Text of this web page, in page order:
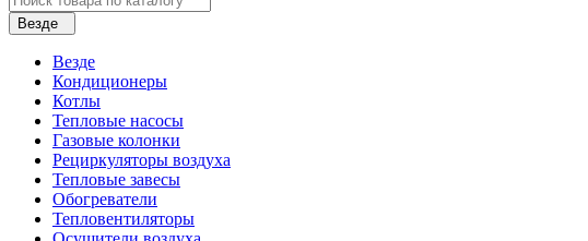
Везде
Везде
Кондиционеры
Котлы
Тепловые насосы
Газовые колонки
Рециркуляторы воздуха
Тепловые завесы
Обогреватели
Тепловентиляторы